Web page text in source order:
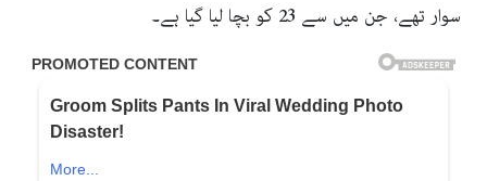
سوار تھے، جن میں سے 23 کو بچا لیا گیا ہے۔